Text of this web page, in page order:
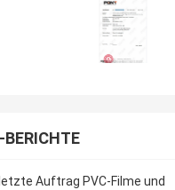
BERICHTE
Auftrag PVC-Filme und